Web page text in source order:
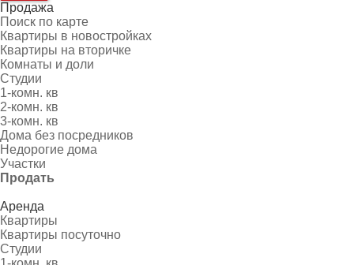
Продажа
Поиск по карте
Квартиры в новостройках
Квартиры на вторичке
Комнаты и доли
Студии
1-комн. кв
2-комн. кв
3-комн. кв
Дома без посредников
Недорогие дома
Участки
Продать
Аренда
Квартиры
Квартиры посуточно
Студии